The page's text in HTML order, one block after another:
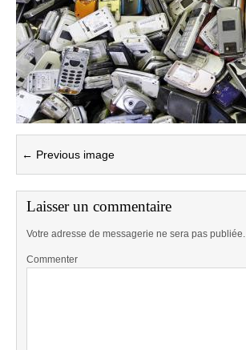
← Previous image
Laisser un commentaire
Votre adresse de messagerie ne sera pas publiée.
Commenter